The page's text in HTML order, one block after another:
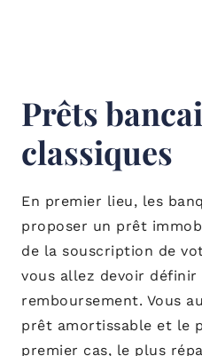
Prêts
classiques
En premier lieu, les
proposer un prêt
de la souscription de
vous allez devoir
remboursement. Vous
prêt amortissable et le
premier cas, le plus